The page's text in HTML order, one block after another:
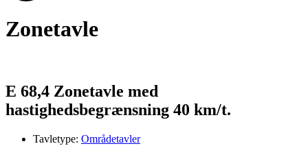
Zonetavle
E 68,4 Zonetavle med
hastighedsbegrænsning 40 km/t.
Tavletype: Områdetavler